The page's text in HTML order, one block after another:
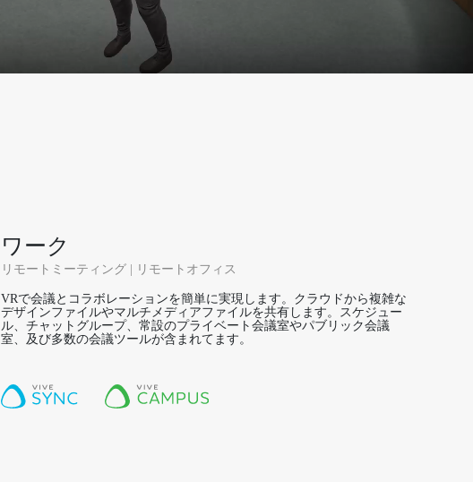
ワーク
リモートミーティング | リモートオフィス
VRで会議とコラボレーションを簡単に実現します。クラウドから複雑な
デザインファイルやマルチメディアファイルを共有します。スケジュー
ル、チャットグループ、常設のプライベート会議室やパブリック会議
室、及び多数の会議ツールが含まれてます。